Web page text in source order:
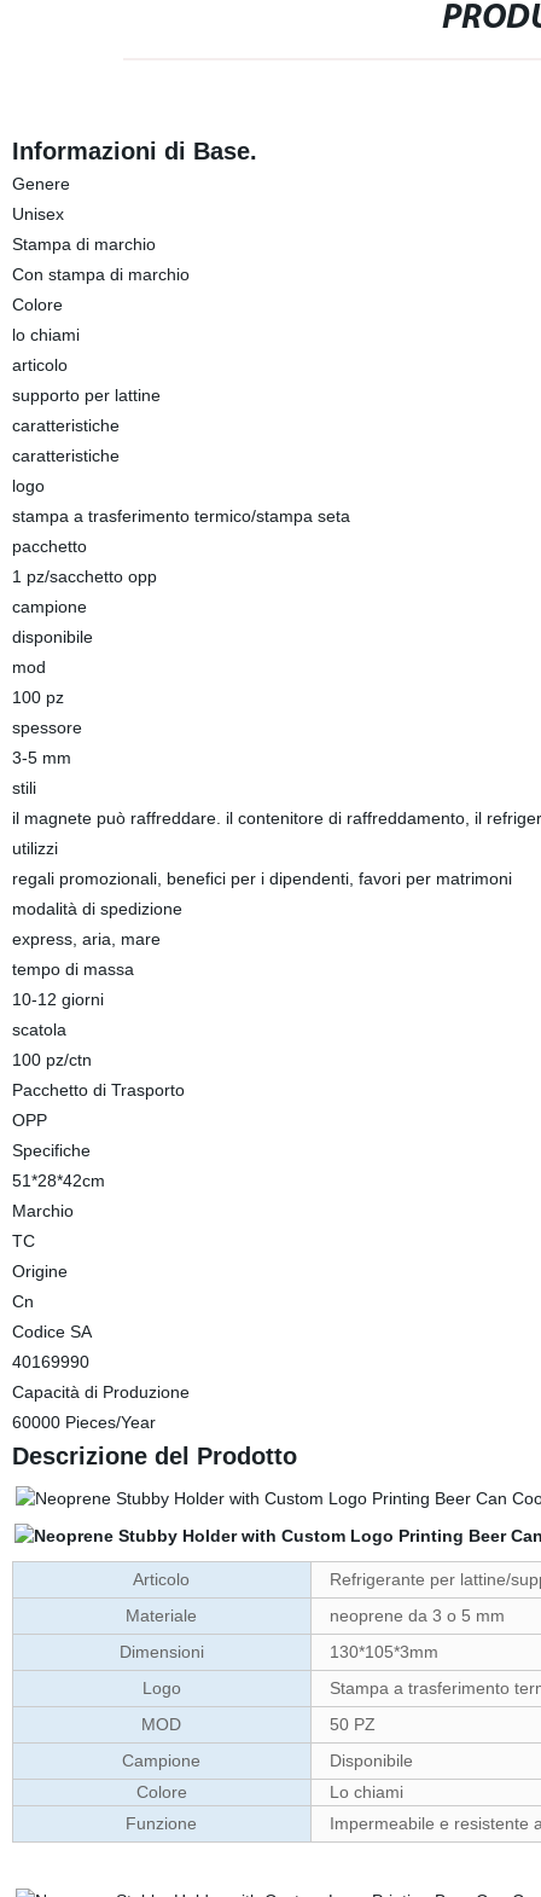
Informazioni di Base.
Genere
Unisex
Stampa di marchio
Con stampa di marchio
Colore
lo chiami
articolo
supporto per lattine
caratteristiche
caratteristiche
logo
stampa a trasferimento termico/stampa seta
pacchetto
1 pz/sacchetto opp
campione
disponibile
mod
100 pz
spessore
3-5 mm
stili
il magnete può raffreddare. il contenitore di raffreddamento, il
utilizzi
regali promozionali, benefici per i dipendenti, favori per matrimoni
modalità di spedizione
express, aria, mare
tempo di massa
10-12 giorni
scatola
100 pz/ctn
Pacchetto di Trasporto
OPP
Specifiche
51*28*42cm
Marchio
TC
Origine
Cn
Codice SA
40169990
Capacità di Produzione
60000 Pieces/Year
Descrizione del Prodotto
Articolo
Refrigerante per lattine/
Materiale
neoprene da 3 o 5 mm
Dimensioni
130*105*3mm
Logo
Stampa a trasferimento
MOD
50 PZ
Campione
Disponibile
Colore
Lo chiami
Funzione
Impermeabile e resistente